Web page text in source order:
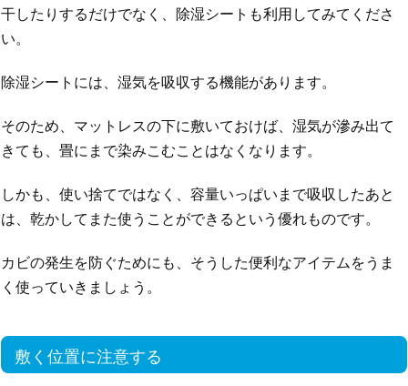
干したりするだけでなく、除湿シートも利用してみてくださ
い。
除湿シートには、湿気を吸収する機能があります。
そのため、マットレスの下に敷いておけば、湿気が滲み出て
きても、畳にまで染みこむことはなくなります。
しかも、使い捨てではなく、容量いっぱいまで吸収したあと
は、乾かしてまた使うことができるという優れものです。
カビの発生を防ぐためにも、そうした便利なアイテムをうま
く使っていきましょう。
敷く位置に注意する